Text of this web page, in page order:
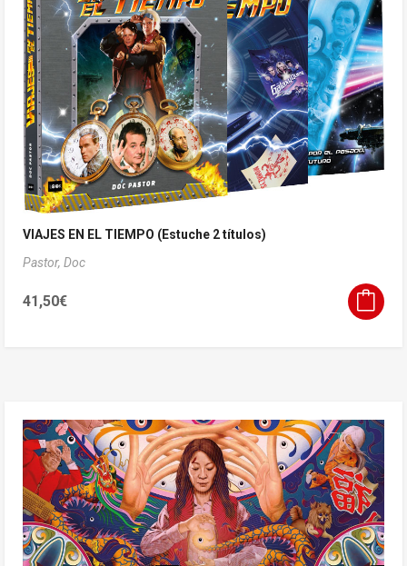
VIAJES EN EL TIEMPO (Estuche 2 títulos)
Pastor, Doc
41,50€